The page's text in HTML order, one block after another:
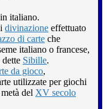
italiano.
divinazione effettuato
di carte che
italiano o francese,
Sibille.
da gioco,
utilizzate per giochi
del XV secolo